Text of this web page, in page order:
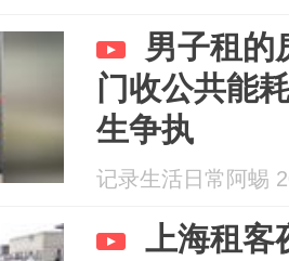
男子租的
门收公共能
生争执
记录生活日常阿蜴
上海租客